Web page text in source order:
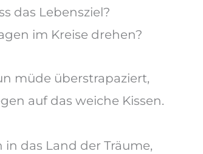
das Lebensziel?
im Kreise drehen?
müde überstrapaziert,
auf das weiche Kissen.
das Land der Träume,